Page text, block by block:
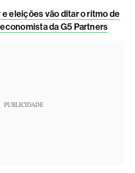
e eleições vão ditar o ritmo de
da G5 Partners
PUBLICIDADE